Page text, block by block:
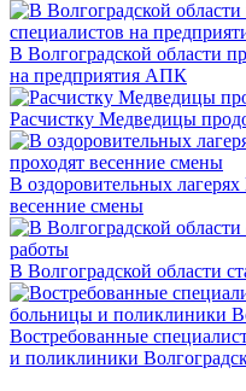
В Волгоградской области
на предприятия АПК
Расчистку Медведицы
В оздоровительных
весенние смены
В Волгоградской области
Востребованные
и поликлиники